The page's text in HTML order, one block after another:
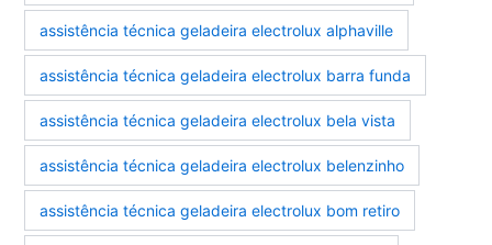
assistência técnica geladeira electrolux alphaville
assistência técnica geladeira electrolux barra funda
assistência técnica geladeira electrolux bela vista
assistência técnica geladeira electrolux belenzinho
assistência técnica geladeira electrolux bom retiro